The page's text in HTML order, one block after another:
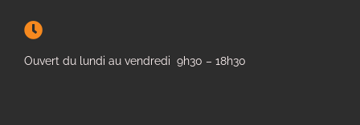
Ouvert du lundi au vendredi 9h30 – 18h30